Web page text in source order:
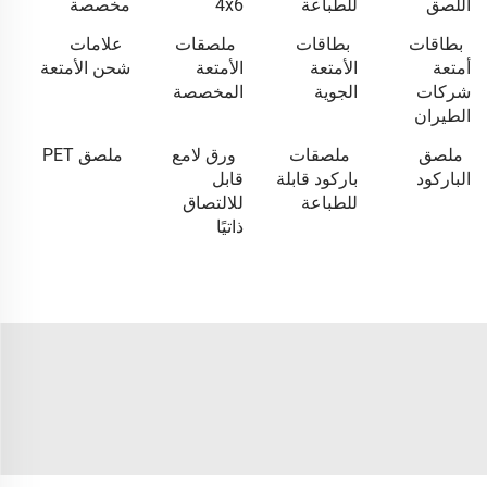
اللصق للطباعة 4x6
مخصصة
بطاقات
أمتعة
شركات
الطيران
بطاقات
الأمتعة
الجوية
ملصقات
الأمتعة
المخصصة
علامات
شحن الأمتعة
ملصق
الباركود
ملصقات
باركود قابلة
للطباعة
ورق لامع
قابل
للالتصاق
ذاتيًا
ملصق PET